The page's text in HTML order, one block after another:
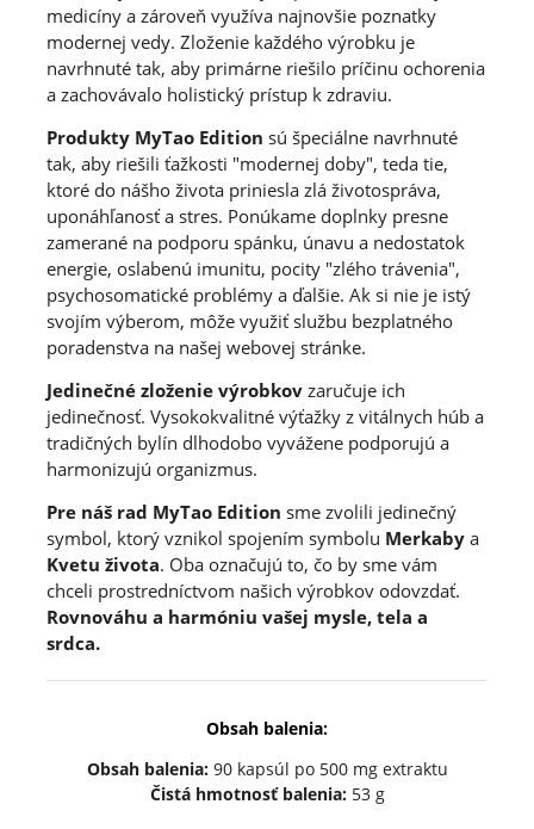
medicíny a zároveň využíva najnovšie poznatky
modernej vedy. Zloženie každého výrobku je
navrhnuté tak, aby primárne riešilo príčinu ochorenia
a zachovávalo holistický prístup k zdraviu.
Produkty MyTao Edition sú špeciálne navrhnuté
tak, aby riešili ťažkosti "modernej doby", teda tie,
ktoré do nášho života priniesla zlá životospráva,
uponáhľanosť a stres. Ponúkame doplnky presne
zamerané na podporu spánku, únavu a nedostatok
energie, oslabenú imunitu, pocity "zlého trávenia",
psychosomatické problémy a ďalšie. Ak si nie je istý
svojím výberom, môže využiť službu bezplatného
poradenstva na našej webovej stránke.
Jedinečné zloženie výrobkov zaručuje ich
jedinečnosť. Vysokokvalitné výťažky z vitálnych húb a
tradičných bylín dlhodobo vyvážene podporujú a
harmonizujú organizmus.
Pre náš rad MyTao Edition sme zvolili jedinečný
symbol, ktorý vznikol spojením symbolu Merkaby a
Kvetu života. Oba označujú to, čo by sme vám
chceli prostredníctvom našich výrobkov odovzdať.
Rovnováhu a harmóniu vašej mysle, tela a
srdca.
Obsah balenia:
Obsah balenia:90 kapsúl po 500 mg extraktu
Čistá hmotnosť balenia:53 g